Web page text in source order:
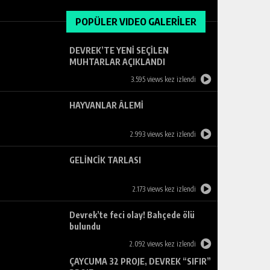
POPÜLER VIDEO GALERİLER
DEVREK’TE YENİ SEÇİLEN
MUHTARLAR AÇIKLANDI
3.595 views kez izlendi
HAYVANLAR ÂLEMİ
2.993 views kez izlendi
GELİNCİK TARLASI
2.173 views kez izlendi
Devrek’te feci olay! Bahçede ölü
bulundu
2.092 views kez izlendi
ÇAYCUMA 32 PROJE, DEVREK “SIFIR”